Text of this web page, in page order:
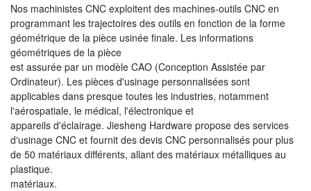
Nos machinistes CNC exploitent des machines-outils CNC en
programmant les trajectoires des outils en fonction de la forme
géométrique de la pièce usinée finale. Les informations
géométriques de la pièce
est assurée par un modèle CAO (Conception Assistée par
Ordinateur). Les pièces d'usinage personnalisées sont
applicables dans presque toutes les industries, notamment
l'aérospatiale, le médical, l'électronique et
appareils d'éclairage. Jiesheng Hardware propose des services
d'usinage CNC et fournit des devis CNC personnalisés pour plus
de 50 matériaux différents, allant des matériaux métalliques au
plastique.
matériaux.